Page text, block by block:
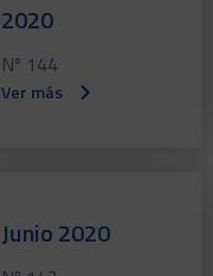
2020
Nº 144
Ver más
Junio 2020